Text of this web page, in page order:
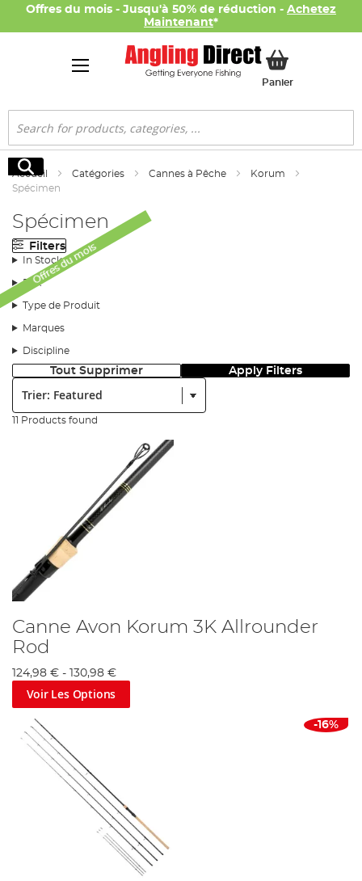
Offres du mois - Jusqu'à 50% de réduction - Achetez
Maintenant*
PanierMon panier
Rechercher
Rechercher
Accueil Catégories Cannes à Pêche
Korum
Spécimen
Spécimen
Filters
In Stock
Prix
Type de Produit
Marques
Discipline
Tout Supprimer Apply Filters
11 Products found
Canne Avon Korum 3K Allrounder
Rod
124,98 € - 130,98 €
Voir Les Options
Offres du mois
-16%